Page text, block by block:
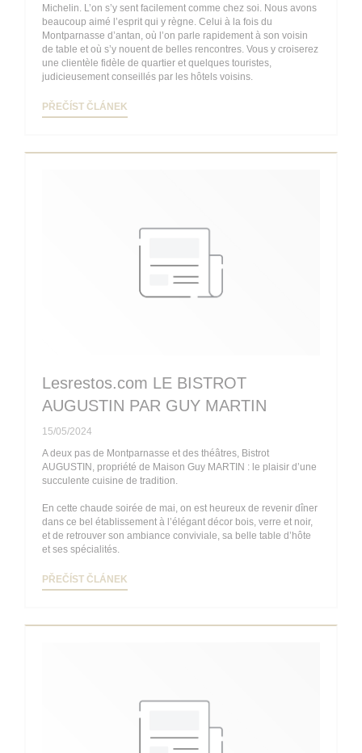
Michelin. L’on s’y sent facilement comme chez soi. Nous avons
beaucoup aimé l’esprit qui y règne. Celui à la fois du
Montparnasse d’antan, où l’on parle rapidement à son voisin
de table et où s’y nouent de belles rencontres. Vous y croiserez
une clientèle fidèle de quartier et quelques touristes,
judicieusement conseillés par les hôtels voisins.
PŘEČÍST ČLÁNEK
Lesrestos.com LE BISTROT
AUGUSTIN PAR GUY MARTIN
15/05/2024
A deux pas de Montparnasse et des théâtres, Bistrot
AUGUSTIN, propriété de Maison Guy MARTIN : le plaisir d’une
succulente cuisine de tradition.
En cette chaude soirée de mai, on est heureux de revenir dîner
dans ce bel établissement à l’élégant décor bois, verre et noir,
et de retrouver son ambiance conviviale, sa belle table d’hôte
et ses spécialités.
PŘEČÍST ČLÁNEK